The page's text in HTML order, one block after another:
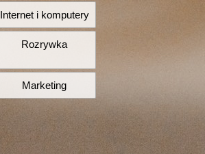
Internet i komputery
Rozrywka
Marketing